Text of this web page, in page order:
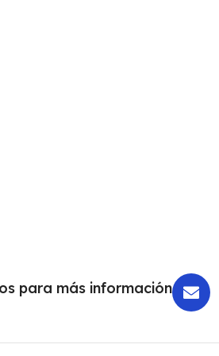
para más información